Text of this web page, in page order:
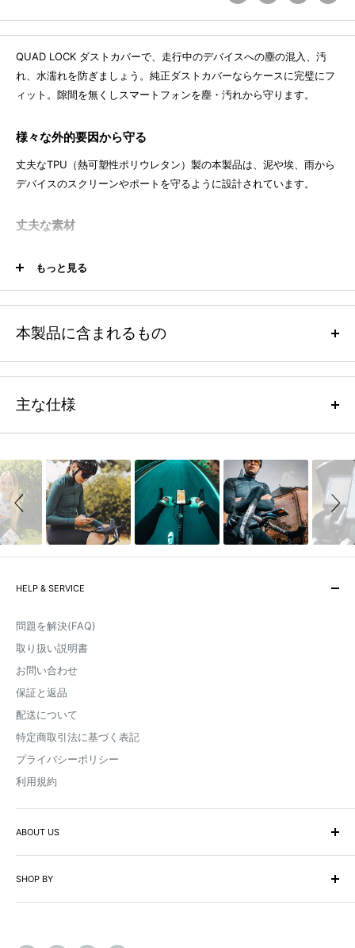
QUAD LOCK ダストカバーで、走行中のデバイスへの塵の混入、汚
れ、水濡れを防ぎましょう。純正ダストカバーならケースに完璧にフ
ィット。隙間を無くしスマートフォンを塵・汚れから守ります。
様々な外的要因から守る
丈夫なTPU（熱可塑性ポリウレタン）製の本製品は、泥や埃、雨から
デバイスのスクリーンやポートを守るように設計されています。
丈夫な素材
性に優れたTPU素材を使用しているので、ポケットやバッグに入れて
も、ポンチョを傷つけることはありません。
アクセス性のよさ
透明度の高いTPUにより、外出先でもアプリを見やすく、タッチスク
リーン/ボタンで十分な機能を発揮します。
ご使用上の注意
スクリーンプロテクターとの併用について
タッチスクリーンの操作性に影響を与える可能性があるため、スクリ
ーンプロテクターとの併用は推奨しておりません。
もっと見る
本製品に含まれるもの
1 x 専用ダストカバー本体
主な仕様
本製品は走行中に、ケースの隙間への塵の混入や、汚れ、水濡れ、充
電ポートへの浸水を防ぐ目的でお使いください。完全防水ではありま
せん。
端から端までカバーする、TPU製クリスタルクリアプロテクション
ボタン類への簡単なアクセス
影響を与える可能性があります。
Slideshow
Slide
controls
HELP & SERVICE
問題を解決(FAQ)
取り扱い説明書
お問い合わせ
保証と返品
配送について
特定商取引法に基づく表記
プライバシーポリシー
利用規約
ABOUT US
SHOP BY